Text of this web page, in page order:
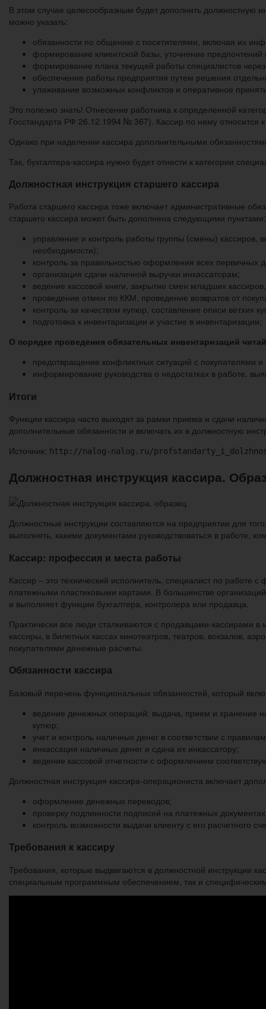
В этом случае целесообразным будет дополнить должностную
можно указать:
обязанности по общению с посетителями, включая их
формирование клиентской базы, уточнение
формирование плана текущей работы специалистов
обеспечение работы предприятия путем решения
улаживание возможных конфликтов и оперативное
Это полезно знать! Отнесение работника к определенной
Госстандарта РФ 26.12.1994 № 367). Кассир по нему относится
Однако при наделении кассира дополнительными
Так, бухгалтера-кассира нужно будет отнести к категории
Должностная инструкция старшего кассира
Работа старшего кассира тоже включает административные
старшего кассира может быть дополнена следующими пунктами:
управление и контроль работы группы (смены)
необходимости);
контроль за правильностью оформления всех
организация сдачи наличной выручки инкассаторам;
ведение кассовой книги, закрытие смен младших
проведение отмен по ККМ, проведение возвратов от
контроль за качеством купюр, составление описи ветхих
подготовка к инвентаризации и участие в инвентаризации;
О порядке проведения обязательных инвентаризаций
предотвращение конфликтных ситуаций с покупателями и
информирование руководства о недостатках в работе,
Итоги
Функции кассира часто выходят за рамки приема и сдачи
дополнительные обязанности и включать их в должностную
Источник: http://nalog-nalog.ru/
Должностная инструкция кассира.
Должностные инструкции составляются на предприятии для
выполнять, какими документами руководствоваться в работе,
Кассир: профессия и места работы
Кассир – это технический исполнитель, специалист по работе
платежными пластиковыми картами. В большинстве
и выполняет функции бухгалтера, контролера или продавца.
Практически все люди сталкиваются с продавцами-кассирами
кассиры, в билетных кассах кинотеатров, театров, вокзалов,
покупателями денежные расчеты.
Обязанности кассира
Базовый перечень функциональных обязанностей, который
ведение денежных операций: выдача, прием и хранение
купюр;
учет и контроль наличных денег в соответствии с
инкассация наличных денег и сдача их инкассатору;
ведение кассовой отчетности с оформлением
Должностная инструкция кассира-операциониста включает
оформление денежных переводов;
проверку подлинности подписей на платежных
контроль возможности выдачи клиенту с его расчетного
Требования к кассиру
Требования, которые выдвигаются в должностной инструкции
специальным программным обеспечением, так и